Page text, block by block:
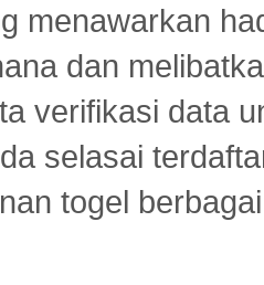
menawarkan
dan
verifikasi data
selasai
togel